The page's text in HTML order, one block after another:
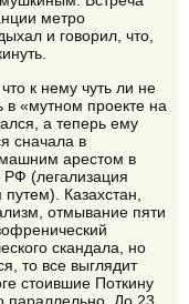
метро
и говорил, что,
к нему чуть ли не
в «мутном проекте на
а теперь ему
сначала в
арестом в
РФ (легализация
Казахстан,
отмывание пяти
скандала, но
то все выглядит
стоившие Поткину
параллельно. До 23